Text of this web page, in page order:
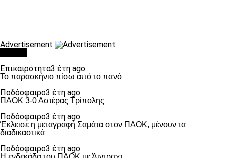
Advertisement
Επικαιρότητα3 έτη ago
Το παρασκήνιο πίσω από το πανό
Ποδόσφαιρο3 έτη ago
ΠΑΟΚ 3-0 Αστέρας Τρίπολης
Ποδόσφαιρο3 έτη ago
Έκλεισε η μεταγραφή Σαμάτα στον ΠΑΟΚ, μένουν τα
διαδικαστικά
Ποδόσφαιρο3 έτη ago